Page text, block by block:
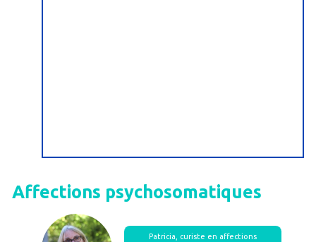
Affections psychosomatiques
Patricia, curiste en affections